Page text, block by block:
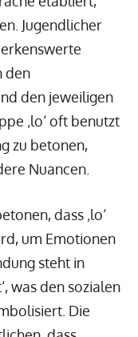
Jugendlicher
den
den jeweiligen
‚lo‘ oft benutzt
zu betonen,
Nuancen.
dass ‚lo‘
um Emotionen
steht in
was den sozialen
Die